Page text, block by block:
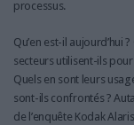
processus.
Qu’en est-il aujourd’hui
secteurs utilisent-ils
Quels en sont leurs
sont-ils confrontés ?
de l’enquête Kodak